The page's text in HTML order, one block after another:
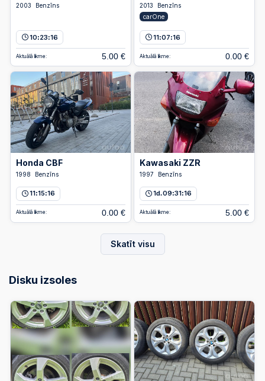
2003 Benzīns
10:23:16
Aktuālā likme: 5.00 €
2013
Benzīns
carOne
11:07:16
Aktuālā likme: 0.00 €
Honda CBF
1998 Benzīns
11:15:16
Aktuālā likme: 0.00 €
Kawasaki ZZR
1997 Benzīns
1d.09:31:16
Aktuālā likme: 5.00 €
Skatīt visu
Disku izsoles